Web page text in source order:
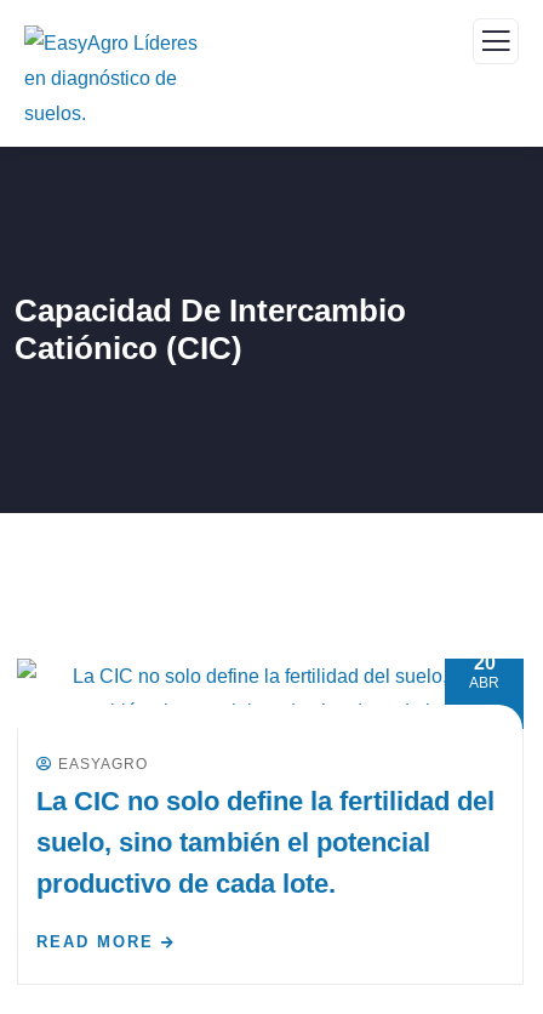
Capacidad De Intercambio
Catiónico (CIC)
20
ABR
EASYAGRO
La CIC no solo define la fertilidad del
suelo, sino también el potencial
productivo de cada lote.
READ MORE